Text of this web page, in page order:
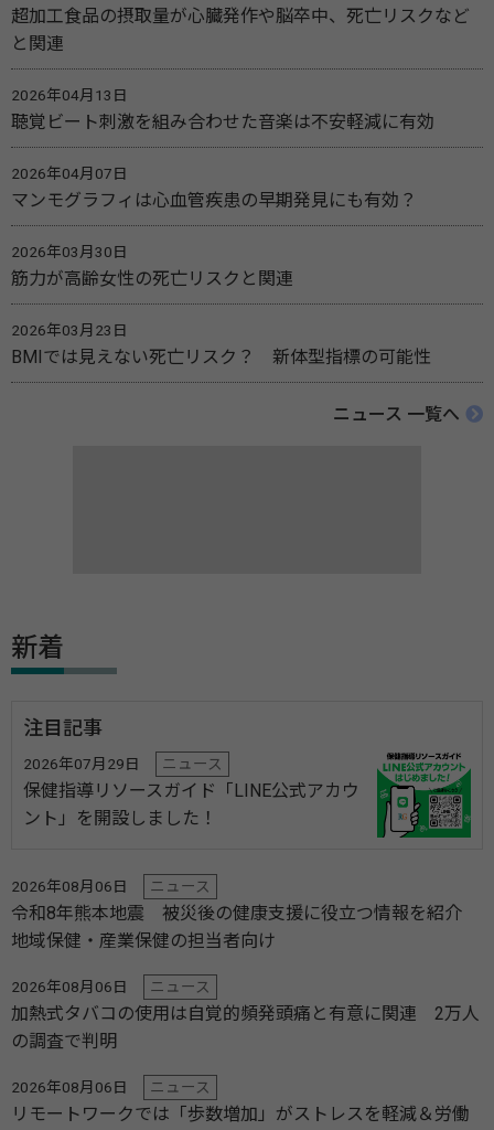
超加工食品の摂取量が心臓発作や脳卒中、死亡リスクなど
と関連
2026年04月13日
聴覚ビート刺激を組み合わせた音楽は不安軽減に有効
2026年04月07日
マンモグラフィは心血管疾患の早期発見にも有効？
2026年03月30日
筋力が高齢女性の死亡リスクと関連
2026年03月23日
BMIでは見えない死亡リスク？ 新体型指標の可能性
ニュース 一覧へ
新着
注目記事
2026年07月29日 ニュース
保健指導リソースガイド「LINE公式アカウ
ント」を開設しました！
2026年08月06日 ニュース
令和8年熊本地震 被災後の健康支援に役立つ情報を紹介
地域保健・産業保健の担当者向け
2026年08月06日 ニュース
加熱式タバコの使用は自覚的頻発頭痛と有意に関連 2万人
の調査で判明
2026年08月06日 ニュース
リモートワークでは「歩数増加」がストレスを軽減＆労働